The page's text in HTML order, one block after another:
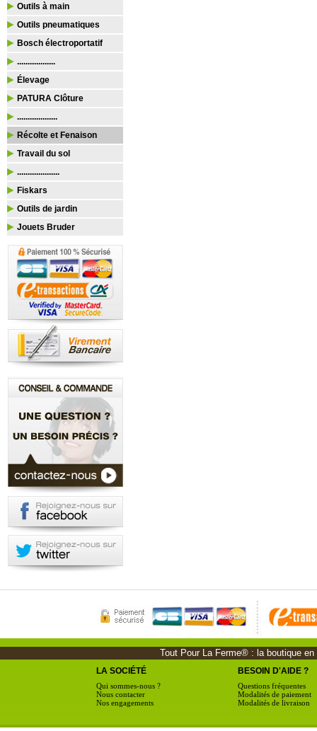
Outils à main
Outils pneumatiques
Bosch électroportatif
..................
Élevage
PATURA Clôture
...................
Récolte et Fenaison
Travail du sol
....................
Fiskars
Outils de jardin
Jouets Bruder
Tout Pour La Ferme® : la boutique
LA SOCIÉTÉ
Qui sommes-nous ?
Nous contacter
Nos engagements
BESOIN D'AIDE ?
Questions fréquentes
Modalités de paiement
Modalités de livraison